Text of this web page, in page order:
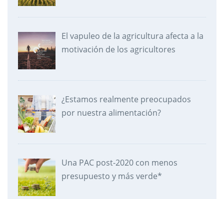
El vapuleo de la agricultura afecta a la
motivación de los agricultores
¿Estamos realmente preocupados
por nuestra alimentación?
Una PAC post-2020 con menos
presupuesto y más verde*